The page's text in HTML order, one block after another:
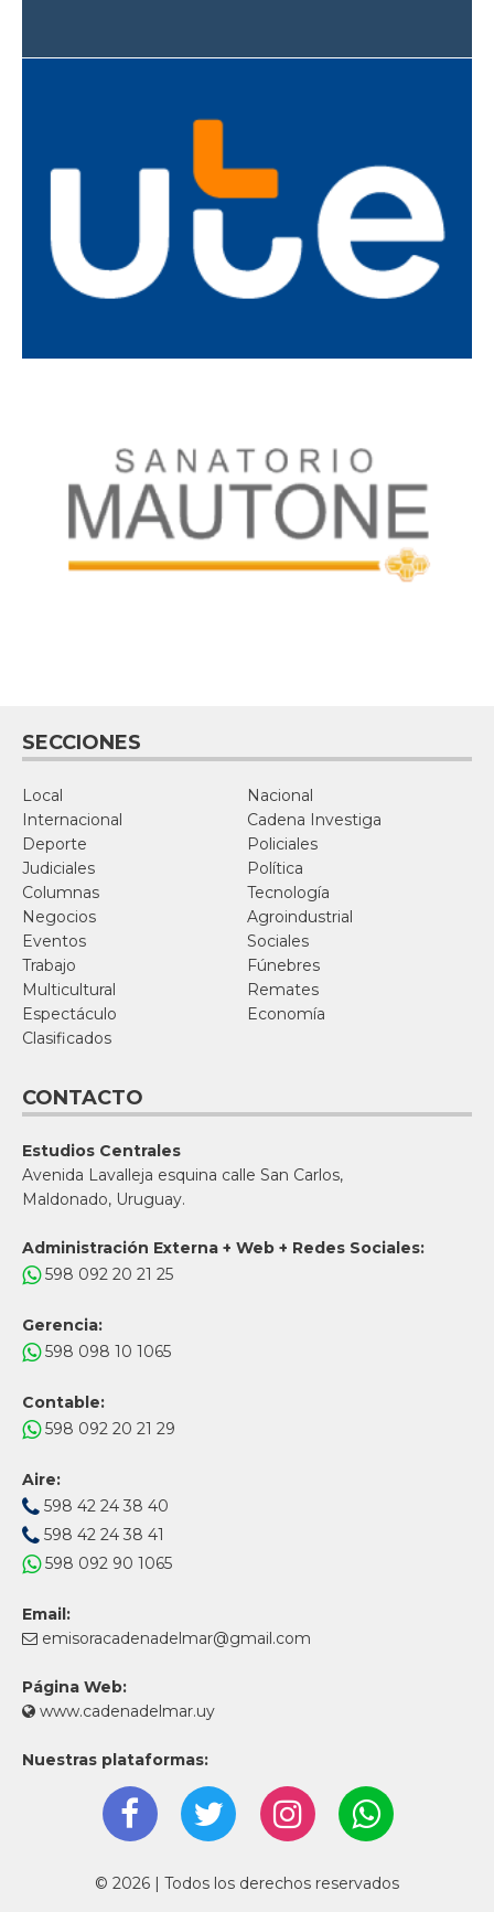
SECCIONES
Local
Nacional
Internacional
Cadena Investiga
Deporte
Policiales
Judiciales
Política
Columnas
Tecnología
Negocios
Agroindustrial
Eventos
Sociales
Trabajo
Fúnebres
Multicultural
Remates
Espectáculo
Economía
Clasificados
CONTACTO
Estudios Centrales
Avenida Lavalleja esquina calle San Carlos,
Maldonado, Uruguay.
Administración Externa + Web + Redes Sociales:
598 092 20 21 25
Gerencia:
598 098 10 1065
Contable:
598 092 20 21 29
Aire:
598 42 24 38 40
598 42 24 38 41
598 092 90 1065
Email:
emisoracadenadelmar@gmail.com
Página Web:
www.cadenadelmar.uy
Nuestras plataformas:
© 2026 | Todos los derechos reservados